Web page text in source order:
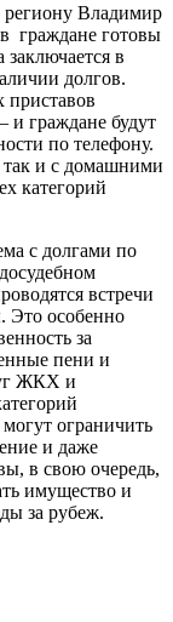
Владимир
граждане готовы
заключается в
долгов.
приставов
и граждане будут
по телефону.
так и с домашними
категорий
с долгами по
встречи
Это особенно
за
пени и
ЖКХ и
ограничить
и даже
в свою очередь,
имущество и
за рубеж.